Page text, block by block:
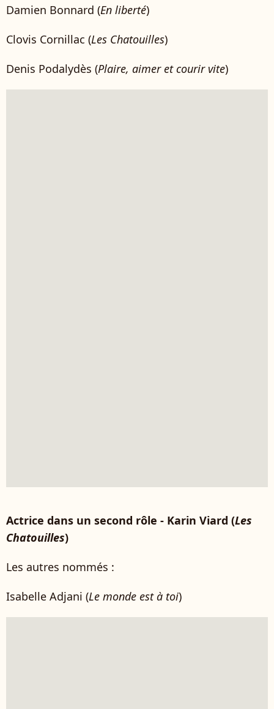
Damien Bonnard (En liberté)
Clovis Cornillac (Les Chatouilles)
Denis Podalydès (Plaire, aimer et courir vite)
Actrice dans un second rôle - Karin Viard (Les
Chatouilles)
Les autres nommés :
Isabelle Adjani (Le monde est à toi)